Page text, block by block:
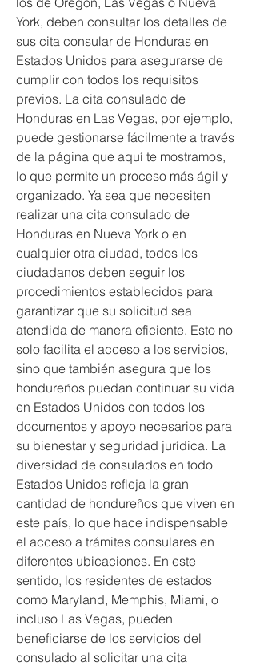
York, deben consultar los detalles de
sus cita consular de Honduras en
Estados Unidos para asegurarse de
cumplir con todos los requisitos
previos. La cita consulado de
Honduras en Las Vegas, por ejemplo,
puede gestionarse fácilmente a través
de la página que aquí te mostramos,
lo que permite un proceso más ágil y
organizado. Ya sea que necesiten
realizar una cita consulado de
Honduras en Nueva York o en
cualquier otra ciudad, todos los
ciudadanos deben seguir los
procedimientos establecidos para
garantizar que su solicitud sea
atendida de manera eficiente. Esto no
solo facilita el acceso a los servicios,
sino que también asegura que los
hondureños puedan continuar su vida
en Estados Unidos con todos los
documentos y apoyo necesarios para
su bienestar y seguridad jurídica. La
diversidad de consulados en todo
Estados Unidos refleja la gran
cantidad de hondureños que viven en
este país, lo que hace indispensable
el acceso a trámites consulares en
diferentes ubicaciones. En este
sentido, los residentes de estados
como Maryland, Memphis, Miami, o
incluso Las Vegas, pueden
beneficiarse de los servicios del
consulado al solicitar una cita